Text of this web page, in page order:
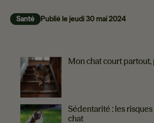
Santé Publié lejeudi 30 mai 2024
Mon chat court partout,
Sédentarité : les
chat